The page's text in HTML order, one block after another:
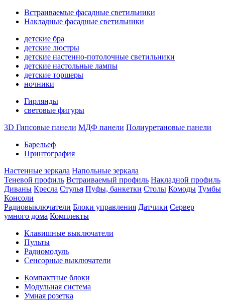
Встраиваемые фасадные светильники
Накладные фасадные светильники
детские бра
детские люстры
детские настенно-потолочные светильники
детские настольные лампы
детские торшеры
ночники
Гирлянды
световые фигуры
3D Гипсовые панели МДФ панели Полиуретановые панели
Барельеф
Принтография
Настенные зеркала Напольные зеркала
Теневой профиль Встраиваемый профиль Накладной профиль
Диваны Кресла Стулья Пуфы, банкетки Столы Комоды Тумбы
Консоли
Радиовыключатели Блоки управления Датчики Сервер
умного дома Комплекты
Клавишные выключатели
Пульты
Радиомодуль
Сенсорные выключатели
Компактные блоки
Модульная система
Умная розетка